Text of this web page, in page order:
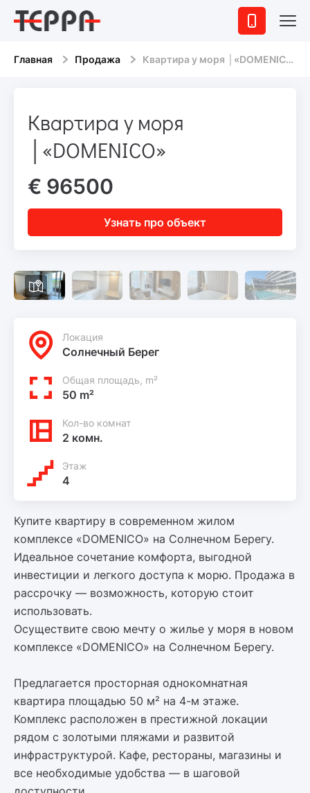
Главная Продажа Квартира у моря │«DOMENICO»
Квартира у моря
│«DOMENICO»
€ 96500
Узнать про объект
Локация
Солнечный Берег
Общая площадь, m²
50 m²
Кол-во комнат
2 комн.
Этаж
4
Купите квартиру в современном жилом
комплексе «DOMENICO» на Солнечном Берегу.
Идеальное сочетание комфорта, выгодной
инвестиции и легкого доступа к морю. Продажа в
рассрочку — возможность, которую стоит
использовать.
Осуществите свою мечту о жилье у моря в новом
комплексе «DOMENICO» на Солнечном Берегу.
Предлагается просторная однокомнатная
квартира площадью 50 м² на 4-м этаже.
Комплекс расположен в престижной локации
рядом с золотыми пляжами и развитой
инфраструктурой. Кафе, рестораны, магазины и
все необходимые удобства — в шаговой